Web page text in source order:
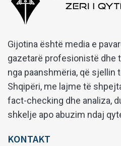
Gijotina është media e
gazetarë profesionistë dhe
nga paanshmëria, që sjellin
Shqipëri, me lajme të
fact-checking dhe analiza,
shkelje apo abuzim ndaj
KONTAKT